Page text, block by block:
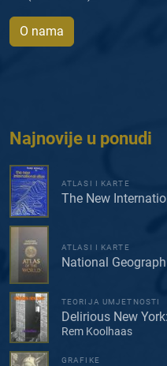
O nama
Najnovije u ponudi
ATLASI I KARTE
The New
ATLASI I KARTE
National
TEORIJA UMJETNOSTI
Delirious New
Rem Koolhaas
GRAFIKE